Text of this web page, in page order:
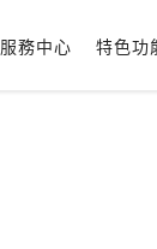
服務中心 特色功